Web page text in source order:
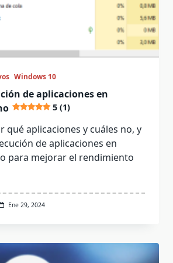
Windows 10
de aplicaciones en
5 (1)
qué aplicaciones y cuáles no, y
de aplicaciones en
para mejorar el rendimiento
Ene 29, 2024